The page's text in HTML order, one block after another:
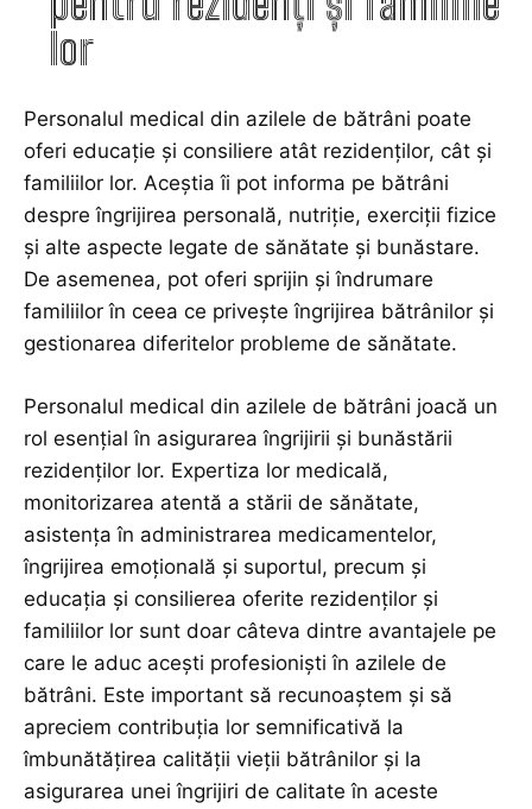
lor
Personalul medical din azilele de bătrâni poate
oferi educație și consiliere atât rezidenților, cât și
familiilor lor. Aceștia îi pot informa pe bătrâni
despre îngrijirea personală, nutriție, exerciții fizice
și alte aspecte legate de sănătate și bunăstare.
De asemenea, pot oferi sprijin și îndrumare
familiilor în ceea ce privește îngrijirea bătrânilor și
gestionarea diferitelor probleme de sănătate.
Personalul medical din azilele de bătrâni joacă un
rol esențial în asigurarea îngrijirii și bunăstării
rezidenților lor. Expertiza lor medicală,
monitorizarea atentă a stării de sănătate,
asistența în administrarea medicamentelor,
îngrijirea emoțională și suportul, precum și
educația și consilierea oferite rezidenților și
familiilor lor sunt doar câteva dintre avantajele pe
care le aduc acești profesioniști în azilele de
bătrâni. Este important să recunoaștem și să
apreciem contribuția lor semnificativă la
îmbunătățirea calității vieții bătrânilor și la
asigurarea unei îngrijiri de calitate în aceste